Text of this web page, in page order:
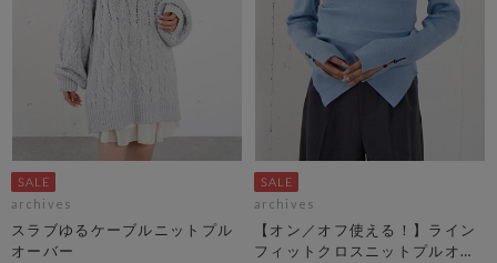
archives
スラブゆるケーブルニットプル
オーバー
archives
【オン／オフ使える！】ライン
フィットクロスニットプルオー